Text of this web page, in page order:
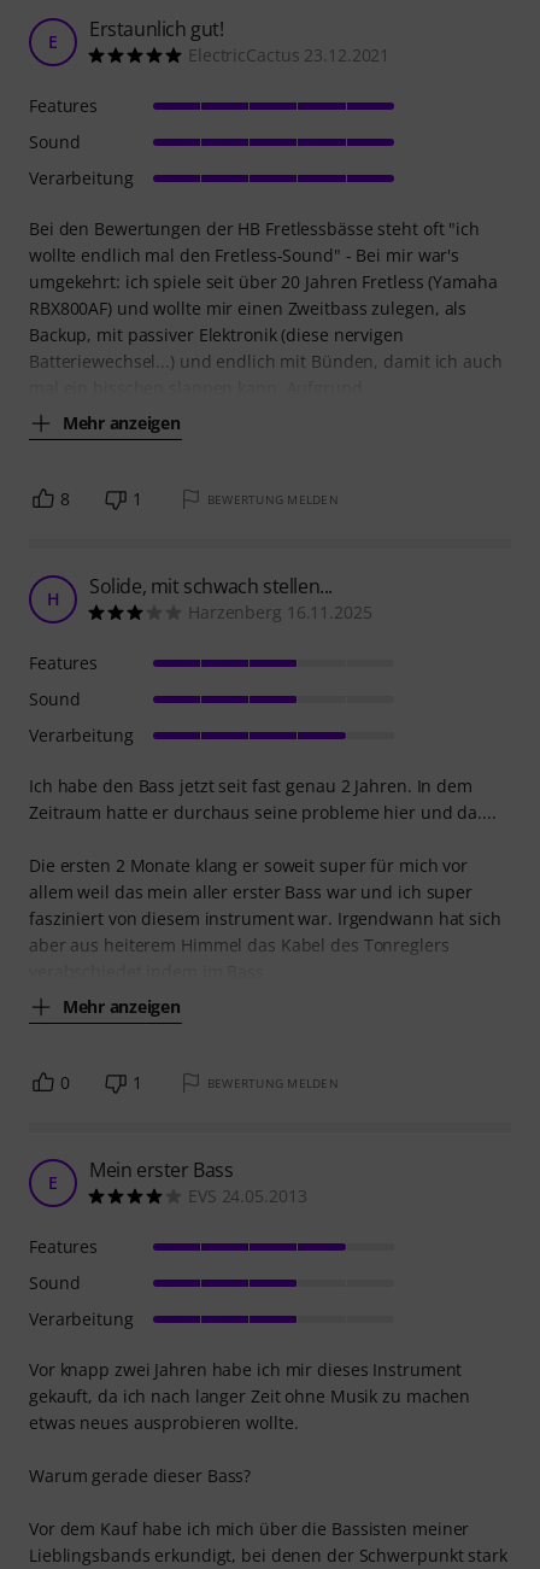
E Erstaunlich gut!
ElectricCactus 23.12.2021
Bei den Bewertungen der HB Fretlessbässe steht oft "ich
wollte endlich mal den Fretless-Sound" - Bei mir war's
umgekehrt: ich spiele seit über 20 Jahren Fretless (Yamaha
RBX800AF) und wollte mir einen Zweitbass zulegen, als
Backup, mit passiver Elektronik (diese nervigen
Batteriewechsel...) und endlich mit Bünden, damit ich auch
Mehr anzeigen
Features
Sound
Verarbeitung
8 1 BEWERTUNG MELDEN
H Solide, mit schwach stellen...
Harzenberg 16.11.2025
Ich habe den Bass jetzt seit fast genau 2 Jahren. In dem
Zeitraum hatte er durchaus seine probleme hier und da....
Die ersten 2 Monate klang er soweit super für mich vor
allem weil das mein aller erster Bass war und ich super
fasziniert von diesem instrument war. Irgendwann hat sich
aber aus heiterem Himmel das Kabel des Tonreglers
Mehr anzeigen
Features
Sound
Verarbeitung
0 1 BEWERTUNG MELDEN
E Mein erster Bass
EVS 24.05.2013
Vor knapp zwei Jahren habe ich mir dieses Instrument
gekauft, da ich nach langer Zeit ohne Musik zu machen
etwas neues ausprobieren wollte.
Warum gerade dieser Bass?
Vor dem Kauf habe ich mich über die Bassisten meiner
Lieblingsbands erkundigt, bei denen der Schwerpunkt stark
Features
Sound
Verarbeitung